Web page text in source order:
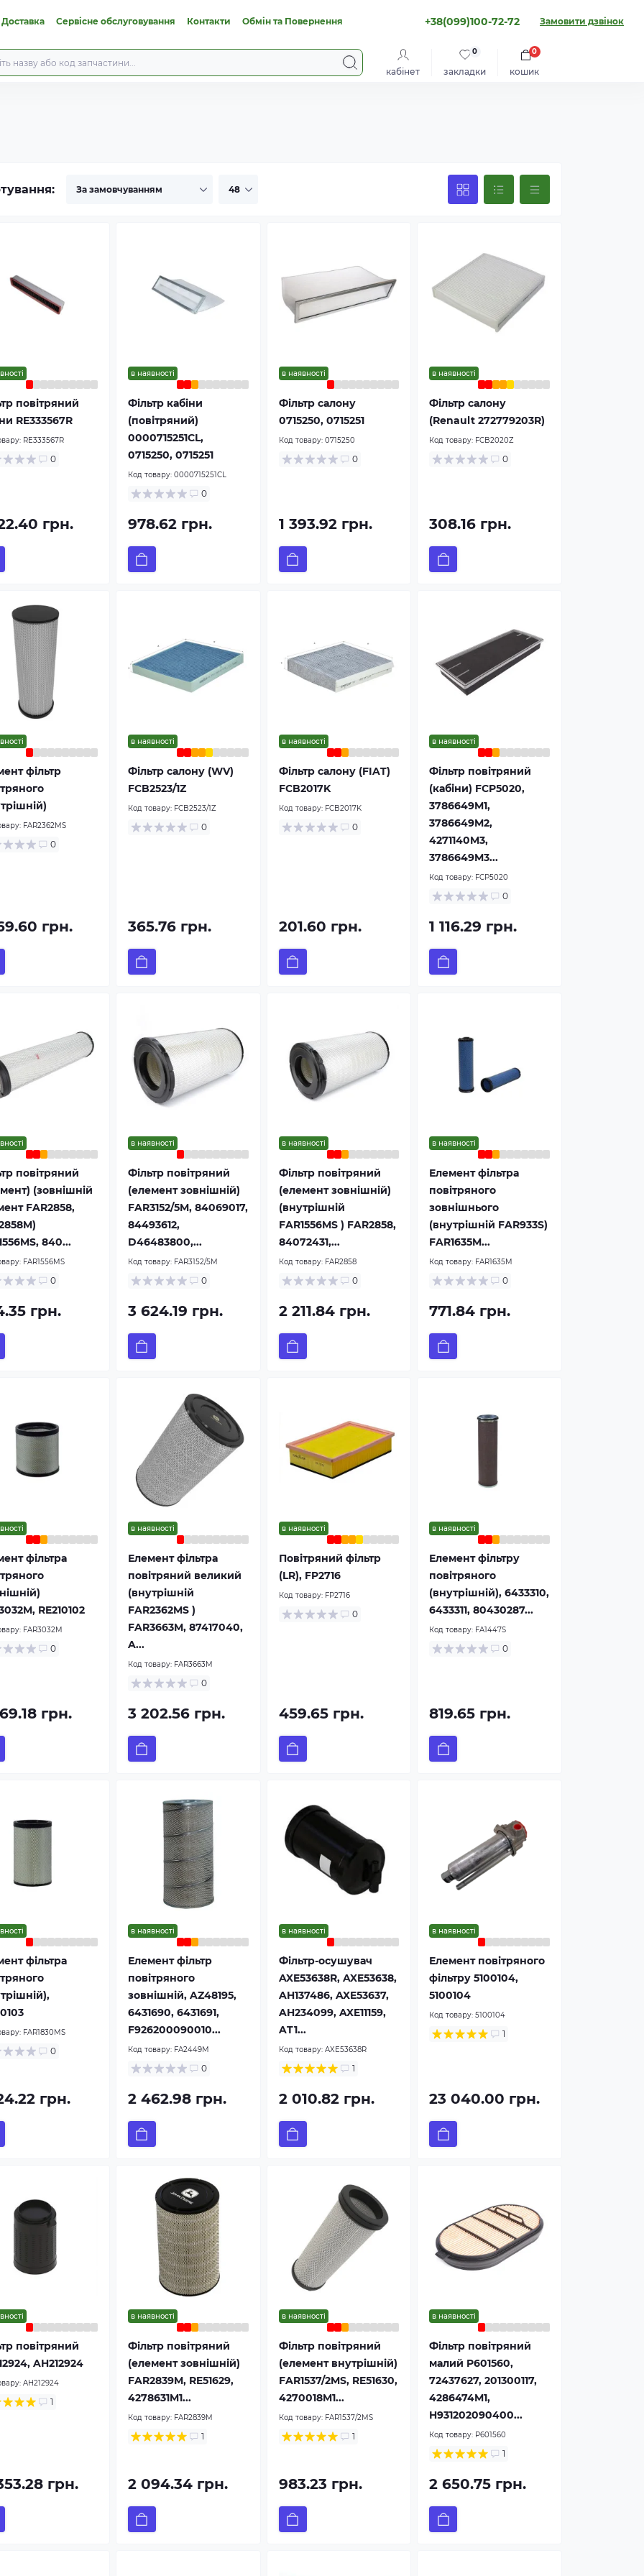
Сервісне обслуговування Контакти Обмін та Повернення +38(099)100-72-72 Замовити дзвінок
кабінет закладки
0
кошик
0
повітряний
RE333567R
RE333567R
0
грн.
в наявності
Фільтр кабіни
(повітряний)
0000715251CL,
0715250, 0715251
Код товару: 0000715251CL
0
978.62 грн.
в наявності
Фільтр салону
0715250, 0715251
Код товару: 0715250
0
1 393.92 грн.
в наявності
Фільтр салону
(Renault 272779203R)
Код товару: FCB2020Z
0
308.16 грн.
фільтр
FAR2362MS
0
грн.
в наявності
Фільтр салону (WV)
FCB2523/1Z
Код товару: FCB2523/1Z
0
365.76 грн.
в наявності
Фільтр салону (FIAT)
FCB2017K
Код товару: FCB2017K
0
201.60 грн.
в наявності
Фільтр повітряний
(кабіни) FCP5020,
3786649M1,
3786649M2,
4271140M3,
3786649M3...
Код товару: FCP5020
0
1 116.29 грн.
повітряний
(зовнішній
FAR2858,
840...
FAR1556MS
0
грн.
в наявності
Фільтр повітряний
(елемент зовнішній)
FAR3152/5M, 84069017,
84493612,
D46483800,...
Код товару: FAR3152/5M
0
3 624.19 грн.
в наявності
Фільтр повітряний
(елемент зовнішній)
(внутрішній
FAR1556MS ) FAR2858,
84072431,...
Код товару: FAR2858
0
2 211.84 грн.
в наявності
Елемент фільтра
повітряного
зовнішнього
(внутрішній FAR933S)
FAR1635M...
Код товару: FAR1635M
0
771.84 грн.
фільтра
RE210102
FAR3032M
0
грн.
в наявності
Елемент фільтра
повітряний великий
(внутрішній
FAR2362MS )
FAR3663M, 87417040,
A...
Код товару: FAR3663M
0
3 202.56 грн.
в наявності
Повітряний фільтр
(LR), FP2716
Код товару: FP2716
0
459.65 грн.
в наявності
Елемент фільтру
повітряного
(внутрішній), 6433310,
6433311, 80430287...
Код товару: FA1447S
0
819.65 грн.
фільтра
FAR1830MS
0
грн.
в наявності
Елемент фільтр
повітряного
зовнішній, AZ48195,
6431690, 6431691,
F926200090010...
Код товару: FA2449M
0
2 462.98 грн.
в наявності
Фільтр-осушувач
AXE53638R, AXE53638,
AH137486, AXE53637,
AH234099, AXE11159,
AT1...
Код товару: AXE53638R
1
2 010.82 грн.
в наявності
Елемент повітряного
фільтру 5100104,
5100104
Код товару:5100104
1
23 040.00 грн.
повітряний
AH212924
AH212924
1
грн.
в наявності
Фільтр повітряний
(елемент зовнішній)
FAR2839M, RE51629,
4278631M1...
Код товару: FAR2839M
1
2 094.34 грн.
в наявності
Фільтр повітряний
(елемент внутрішній)
FAR1537/2MS, RE51630,
4270018M1...
Код товару: FAR1537/2MS
1
983.23 грн.
в наявності
Фільтр повітряний
малий P601560,
72437627, 201300117,
4286474M1,
H931202090400...
Код товару: P601560
1
2 650.75 грн.